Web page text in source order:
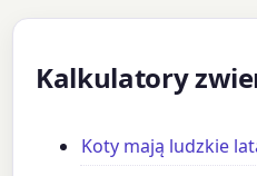
Kalkulatory
Koty mają ludzkie